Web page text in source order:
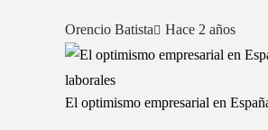
Orencio Batista Hace 2 años
El optimismo empresarial en